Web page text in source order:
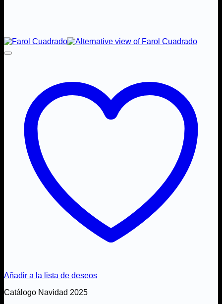
Añadir a la lista de deseos
Catálogo Navidad 2025